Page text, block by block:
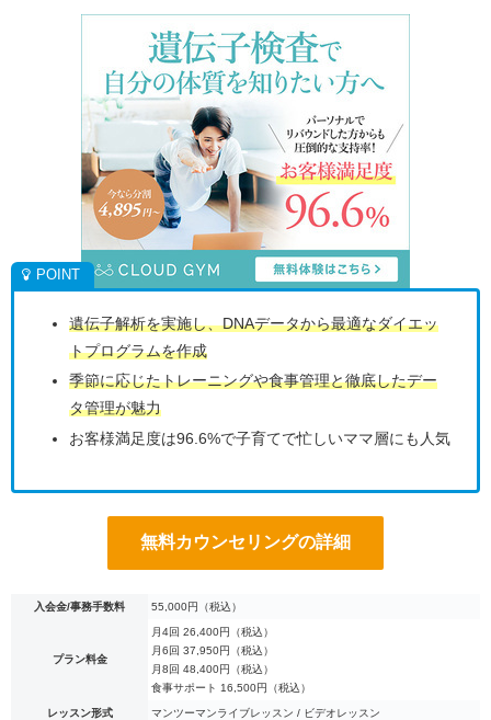
遺伝子解析を実施し、DNAデータから最適なダイエッ
トプログラムを作成
季節に応じたトレーニングや食事管理と徹底したデー
タ管理が魅力
お客様満足度は96.6%で子育てで忙しいママ層にも人気
無料カウンセリングの詳細
入会金/事務手数料 55,000円（税込）
プラン料金
月4回 26,400円（税込）
月6回 37,950円（税込）
月8回 48,400円（税込）
食事サポート 16,500円（税込）
レッスン形式 マンツーマンライブレッスン / ビデオレッスン